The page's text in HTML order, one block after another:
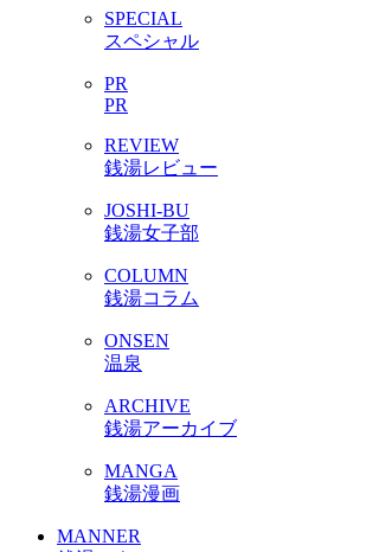
SPECIAL
スペシャル
PR
PR
REVIEW
銭湯レビュー
JOSHI-BU
銭湯女子部
COLUMN
銭湯コラム
ONSEN
温泉
ARCHIVE
銭湯アーカイブ
MANGA
銭湯漫画
MANNER